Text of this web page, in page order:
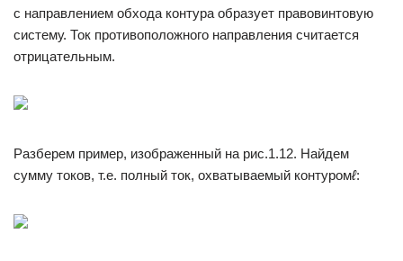
с направлением обхода контура образует правовинтовую
систему. Ток противоположного направления считается
отрицательным.
Разберем пример, изображенный на рис.1.12. Найдем
сумму токов, т.е. полный ток, охватываемый контуромℓ: